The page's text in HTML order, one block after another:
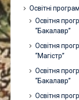
Освітні
Освітня
“Бакалавр”
Освітня
“Магістр”
Освітня
“Бакалавр”
Освітня